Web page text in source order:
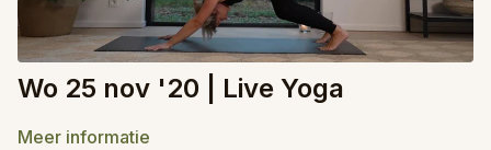
Wo 25 nov '20 | Live Yoga
Meer informatie